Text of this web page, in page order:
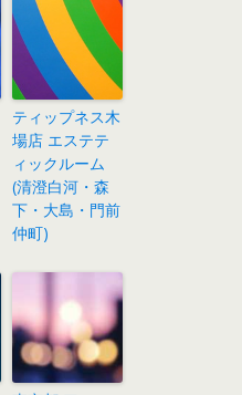
ティップネス木
場店 エステテ
ィックルーム
(清澄白河・森
下・大島・門前
仲町)